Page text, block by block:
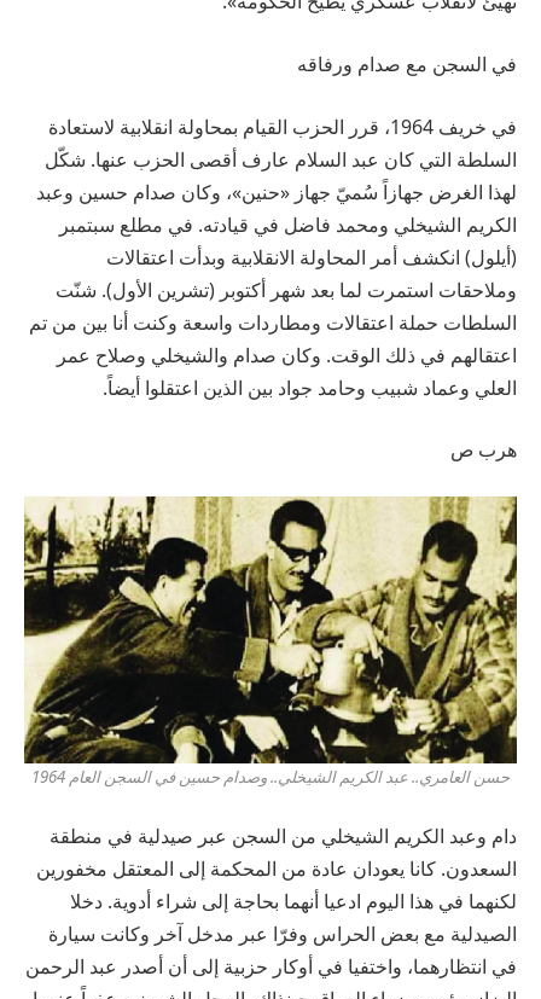
في السجن مع صدام ورفاقه
في خريف 1964، قرر الحزب القيام بمحاولة انقلابية لاستعادة
السلطة التي كان عبد السلام عارف أقصى الحزب عنها. شكّل
لهذا الغرض جهازاً سُميّ جهاز «حنين»، وكان صدام حسين وعبد
الكريم الشيخلي ومحمد فاضل في قيادته. في مطلع سبتمبر
(أيلول) انكشف أمر المحاولة الانقلابية وبدأت اعتقالات
وملاحقات استمرت لما بعد شهر أكتوبر (تشرين الأول). شنّت
السلطات حملة اعتقالات ومطاردات واسعة وكنت أنا بين من تم
اعتقالهم في ذلك الوقت. وكان صدام والشيخلي وصلاح عمر
العلي وعماد شبيب وحامد جواد بين الذين اعتقلوا أيضاً.
هرب ص
حسن العامري.. عبد الكريم الشيخلي.. وصدام حسين في السجن العام 1964
دام وعبد الكريم الشيخلي من السجن عبر صيدلية في منطقة
السعدون. كانا يعودان عادة من المحكمة إلى المعتقل مخفورين
لكنهما في هذا اليوم ادعيا أنهما بحاجة إلى شراء أدوية. دخلا
الصيدلية مع بعض الحراس وفرّا عبر مدخل آخر وكانت سيارة
في انتظارهما، واختفيا في أوكار حزبية إلى أن أصدر عبد الرحمن